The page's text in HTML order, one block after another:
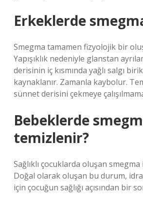
Erkeklerde
Smegma tamamen fizyolojik bir
Yapışıklık nedeniyle glanstan
derisinin iç kısmında yağlı salgı
kaynaklanır. Zamanla kaybolur.
sünnet derisini çekmeye
Bebeklerde
temizlenir?
Sağlıklı çocuklarda oluşan smegma
Doğal olarak oluşan bu durum,
için çocuğun sağlığı açısından bir